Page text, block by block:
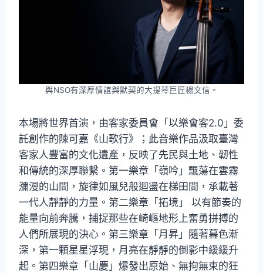
與NSO有深厚情誼與默契的大提琴巨匠楊文信。
本場將世界首演，由客家委員會「以樂會客2.0」委
託創作的陳可嘉《山歌行》；此音樂作品汲取臺灣
客家人豐富的文化遺產，反映了先民與土地、韌性
和傳統的深厚聯繫。第一樂章「嶺吟」飄蕩在雲霧
瀰漫的山間，旋律如風兒般迴盪在梯田間，承載著
一代人靜靜的力量。第二樂章「拓境」 以有節奏的
能量向前奔騰，捕捉那些在崎嶇地形上奮勇拼搏的
人們所展現的決心。第三樂章「月昇」隨著暮色漸
深，第一顆星星浮現，月亮在靜靜的倒影中緩緩升
起。第四樂章「山慶」爆發出原始、無拘無束的狂